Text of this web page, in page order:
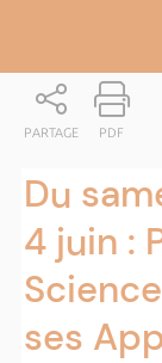
PARTAGE PDF
Du
4 juin :
ses